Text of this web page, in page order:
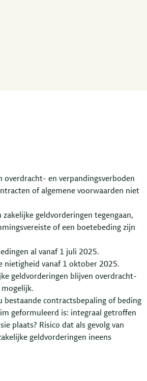
overdracht- en verpandingsverboden
of algemene voorwaarden niet
geldvorderingen tegengaan,
of een boetebeding zijn
al vanaf 1 juli 2025.
nietigheid vanaf 1 oktober 2025.
geldvorderingen blijven overdracht-
bestaande contractsbepaling of beding
geformuleerd is: integraal getroffen
plaats? Risico dat als gevolg van
geldvorderingen ineens